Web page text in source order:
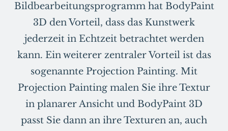
Bildbearbeitungsprogramm hat BodyPaint
3D den Vorteil, dass das Kunstwerk
jederzeit in Echtzeit betrachtet werden
kann. Ein weiterer zentraler Vorteil ist das
sogenannte Projection Painting. Mit
Projection Painting malen Sie ihre Textur
in planarer Ansicht und BodyPaint 3D
passt Sie dann an ihre Texturen an, auch